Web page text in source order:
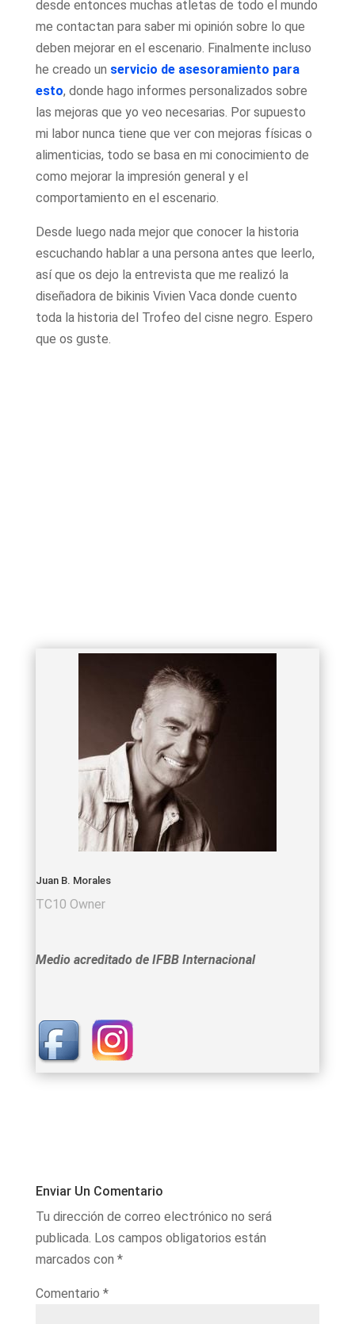
desde entonces muchas atletas de todo el mundo
me contactan para saber mi opinión sobre lo que
deben mejorar en el escenario. Finalmente incluso
he creado un servicio de asesoramiento para
esto, donde hago informes personalizados sobre
las mejoras que yo veo necesarias. Por supuesto
mi labor nunca tiene que ver con mejoras físicas o
alimenticias, todo se basa en mi conocimiento de
como mejorar la impresión general y el
comportamiento en el escenario.
Desde luego nada mejor que conocer la historia
escuchando hablar a una persona antes que leerlo,
así que os dejo la entrevista que me realizó la
diseñadora de bikinis Vivien Vaca donde cuento
toda la historia del Trofeo del cisne negro. Espero
que os guste.
Juan B. Morales
TC10 Owner
Medio acreditado de IFBB Internacional
Enviar Un Comentario
Tu dirección de correo electrónico no será
publicada. Los campos obligatorios están
marcados con *
Comentario *